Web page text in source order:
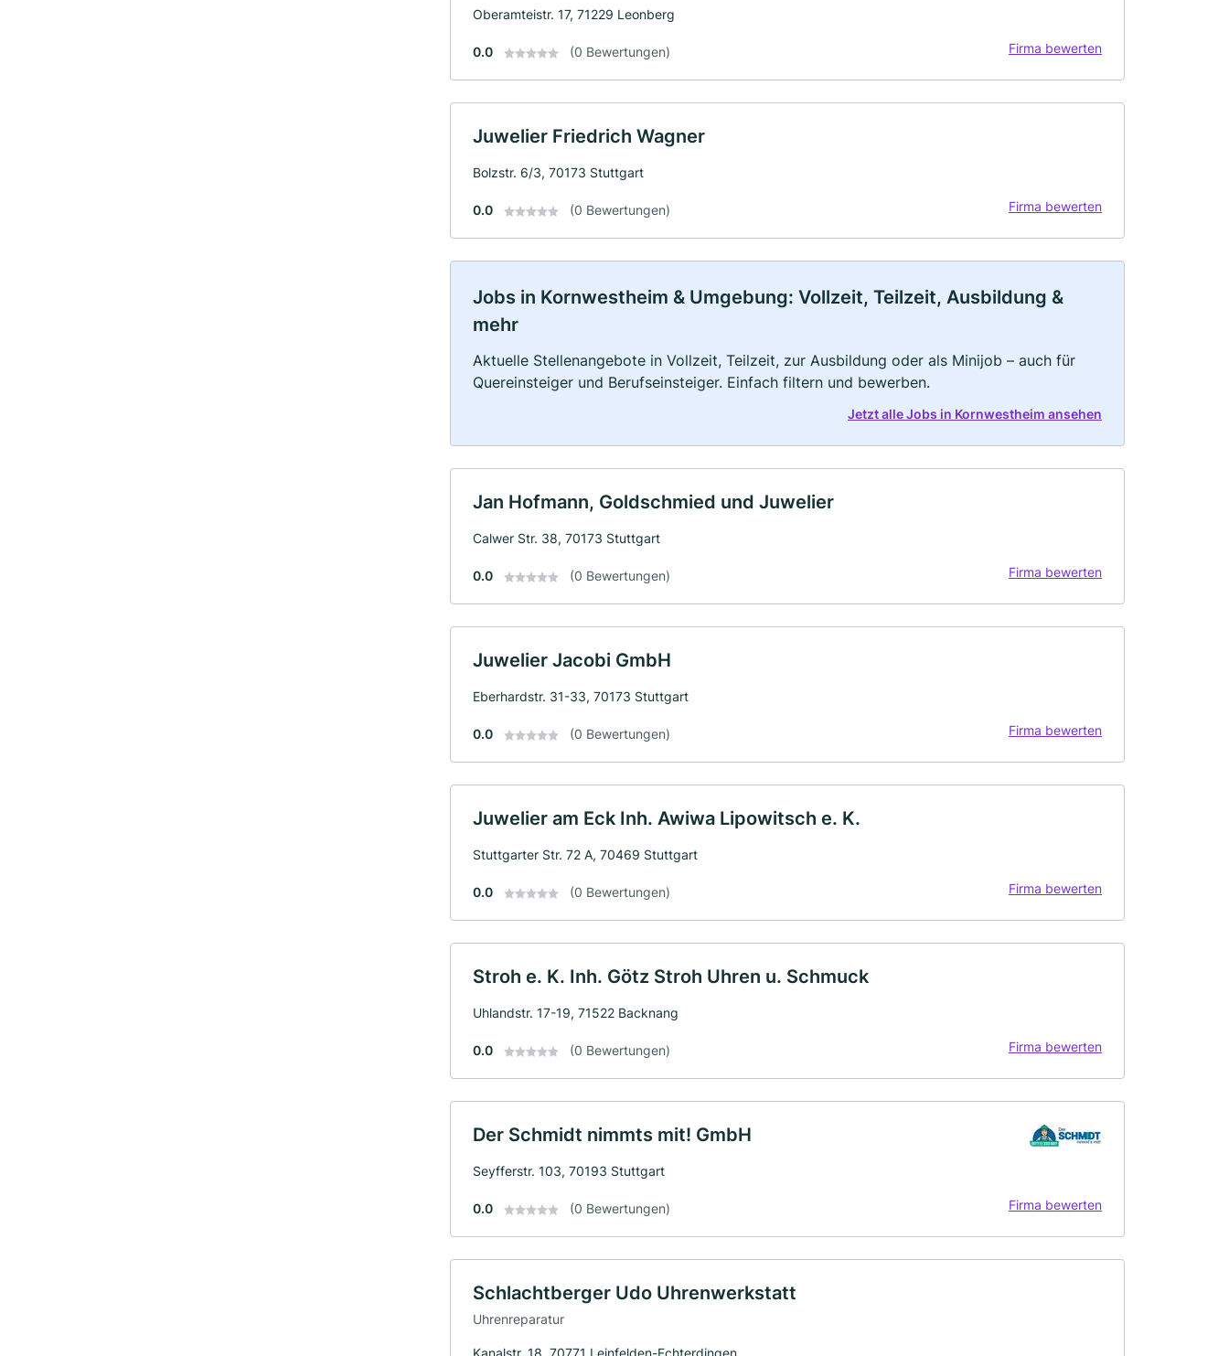
Oberamteistr. 17, 71229 Leonberg
0.0 (0 Bewertungen) Firma bewerten
Juwelier Friedrich Wagner
Bolzstr. 6/3, 70173 Stuttgart
0.0 (0 Bewertungen) Firma bewerten
Jobs in Kornwestheim & Umgebung: Vollzeit, Teilzeit, Ausbildung &
mehr
Aktuelle Stellenangebote in Vollzeit, Teilzeit, zur Ausbildung oder als Minijob – auch für
Quereinsteiger und Berufseinsteiger. Einfach filtern und bewerben.
Jetzt alle Jobs in Kornwestheim ansehen
Jan Hofmann, Goldschmied und Juwelier
Calwer Str. 38, 70173 Stuttgart
0.0 (0 Bewertungen) Firma bewerten
Juwelier Jacobi GmbH
Eberhardstr. 31-33, 70173 Stuttgart
0.0 (0 Bewertungen) Firma bewerten
Juwelier am Eck Inh. Awiwa Lipowitsch e. K.
Stuttgarter Str. 72 A, 70469 Stuttgart
0.0 (0 Bewertungen) Firma bewerten
Stroh e. K. Inh. Götz Stroh Uhren u. Schmuck
Uhlandstr. 17-19, 71522 Backnang
0.0 (0 Bewertungen) Firma bewerten
Der Schmidt nimmts mit! GmbH
Seyfferstr. 103, 70193 Stuttgart
0.0 (0 Bewertungen) Firma bewerten
Schlachtberger Udo Uhrenwerkstatt
Uhrenreparatur